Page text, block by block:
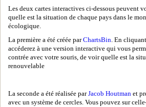
Les deux cartes interactives ci-dessous peuvent
quelle est la situation de chaque pays dans le
écologique.
La première a été créée parChartsBin. En
accéderez à une version interactive qui vous
contrée avec votre souris, de voir quelle est la
renouvelable
La seconde a été réalisée parJacob Houtman et
avec un système de cercles. Vous pouvez sur